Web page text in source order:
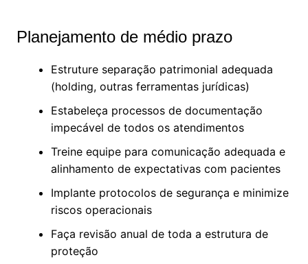
Planejamento de médio prazo
Estruture separação patrimonial adequada
(holding, outras ferramentas jurídicas)
Estabeleça processos de documentação
impecável de todos os atendimentos
Treine equipe para comunicação adequada e
alinhamento de expectativas com pacientes
Implante protocolos de segurança e minimize
riscos operacionais
Faça revisão anual de toda a estrutura de
proteção